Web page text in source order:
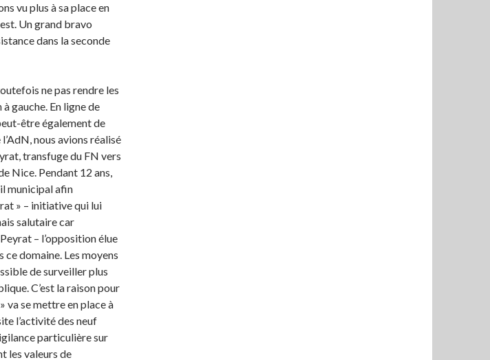
vu plus à sa place en
Un grand bravo
dans la seconde
ne pas rendre les
gauche. En ligne de
être également de
nous avions réalisé
transfuge du FN vers
Nice. Pendant 12 ans,
municipal afin
» – initiative qui lui
salutaire car
– l’opposition élue
domaine. Les moyens
de surveiller plus
C’est la raison pour
va se mettre en place à
l’activité des neuf
particulière sur
les valeurs de